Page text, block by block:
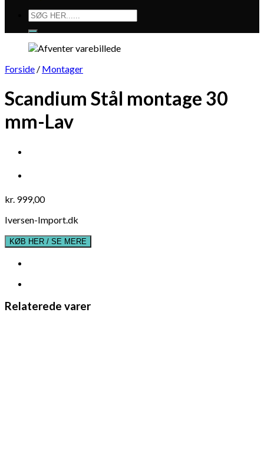
Søg
efter:
Forside / Montager
Scandium Stål montage 30
mm-Lav
kr. 999,00
Iversen-Import.dk
KØB HER / SE MERE
Relaterede varer